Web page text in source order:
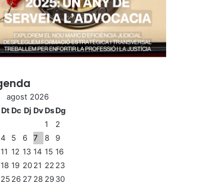
agost 2026
Dt Dc Dj DvDsDg
1
2
4 5 6 7 8
9
11 12 13 14 15 16
18 19 2021 22 23
25 26 27 28 2930